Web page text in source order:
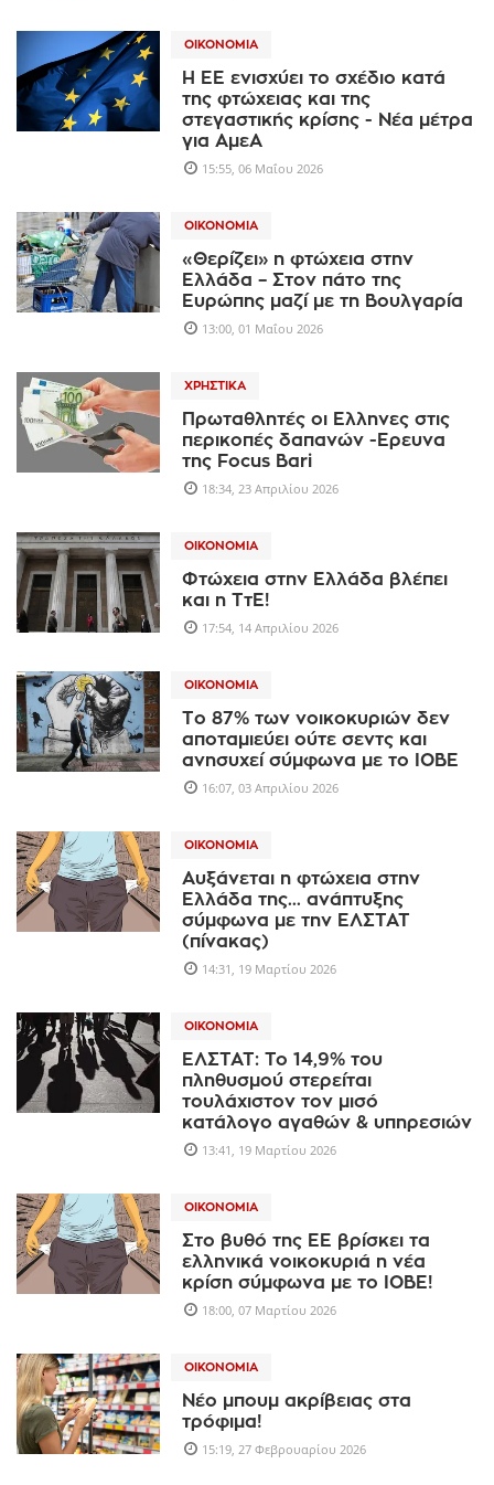
ΟΙΚΟΝΟΜΊΑ
Η ΕΕ ενισχύει το σχέδιο κατά
της φτώχειας και της
στεγαστικής κρίσης - Νέα μέτρα
για ΑμεΑ
15:55, 06 Μαΐου 2026
ΟΙΚΟΝΟΜΊΑ
«Θερίζει» η φτώχεια στην
Ελλάδα – Στον πάτο της
Ευρώπης μαζί με τη Βουλγαρία
13:00, 01 Μαΐου 2026
ΧΡΗΣΤΙΚΆ
Πρωταθλητές οι Ελληνες στις
περικοπές δαπανών -Ερευνα
της Focus Bari
18:34, 23 Απριλίου 2026
ΟΙΚΟΝΟΜΊΑ
Φτώχεια στην Ελλάδα βλέπει
και η ΤτΕ!
17:54, 14 Απριλίου 2026
ΟΙΚΟΝΟΜΊΑ
Το 87% των νοικοκυριών δεν
αποταμιεύει ούτε σεντς και
ανησυχεί σύμφωνα με το ΙΟΒΕ
16:07, 03 Απριλίου 2026
ΟΙΚΟΝΟΜΊΑ
Αυξάνεται η φτώχεια στην
Ελλάδα της... ανάπτυξης
σύμφωνα με την ΕΛΣΤΑΤ
(πίνακας)
14:31, 19 Μαρτίου 2026
ΟΙΚΟΝΟΜΊΑ
ΕΛΣΤΑΤ: To 14,9% του
πληθυσμού στερείται
τουλάχιστον τον μισό
κατάλογο αγαθών & υπηρεσιών
13:41, 19 Μαρτίου 2026
ΟΙΚΟΝΟΜΊΑ
Στο βυθό της ΕΕ βρίσκει τα
ελληνικά νοικοκυριά η νέα
κρίση σύμφωνα με το ΙΟΒΕ!
18:00, 07 Μαρτίου 2026
ΟΙΚΟΝΟΜΊΑ
Νέο μπουμ ακρίβειας στα
τρόφιμα!
15:19, 27 Φεβρουαρίου 2026